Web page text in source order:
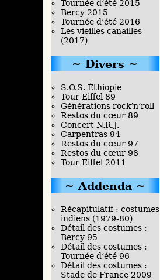
Tournée d’été 2015
Bercy 2015
Tournée d’été 2016
Les vieilles canailles
(2017)
Divers
S.O.S. Éthiopie
Tour Eiffel 89
Générations rock’n’roll
Restos du cœur 89
Concert N.R.J.
Carpentras 94
Restos du cœur 97
Restos du cœur 98
Tour Eiffel 2011
Addenda
Récapitulatif : costumes
indiens (1979-80)
Détail des costumes :
Bercy 95
Détail des costumes :
Tournée d’été 96
Détail des costumes :
Stade de France 2009